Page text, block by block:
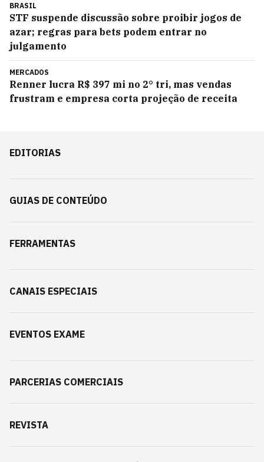
BRASIL
STF suspende discussão sobre proibir jogos de
azar; regras para bets podem entrar no
julgamento
MERCADOS
Renner lucra R$ 397 mi no 2° tri, mas vendas
frustram e empresa corta projeção de receita
EDITORIAS
GUIAS DE CONTEÚDO
FERRAMENTAS
CANAIS ESPECIAIS
EVENTOS EXAME
PARCERIAS COMERCIAIS
REVISTA